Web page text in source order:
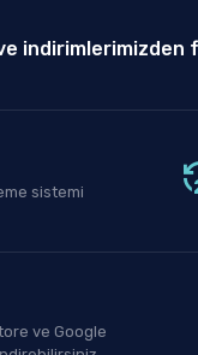
indirimlerimizden
sistemi
ve Google